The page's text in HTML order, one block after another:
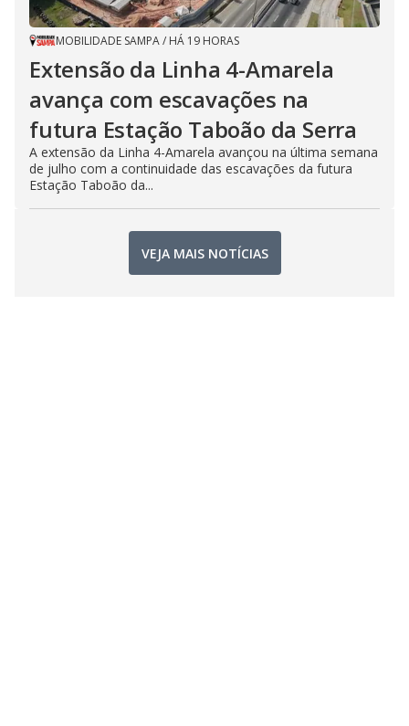
MOBILIDADE SAMPA/ HÁ 19 HORAS
Extensão da Linha 4-Amarela
avança com escavações na
futura Estação Taboão da Serra
A extensão da Linha 4-Amarela avançou na última semana
de julho com a continuidade das escavações da futura
Estação Taboão da...
VEJA MAIS NOTÍCIAS